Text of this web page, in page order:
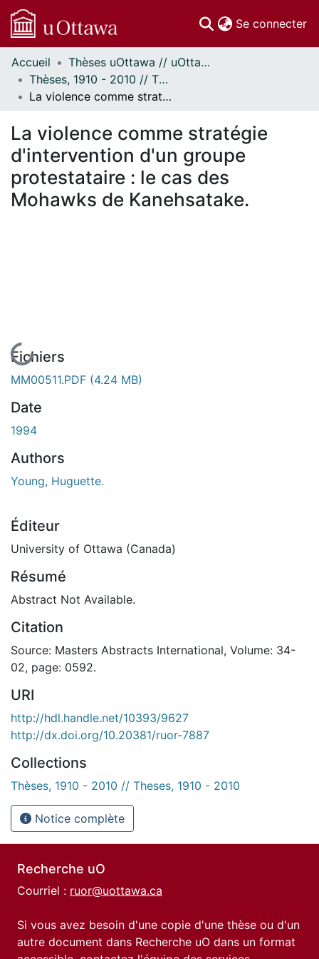
Se connecter
Communautés
et collections
Parcourir
À propos
Accueil
Thèses uOttawa // uOttawa Theses
Thèses, 1910 - 2010 // Theses, 1910 - 2010
La violence comme stratégie d'intervention d'un groupe protestataire : le cas des Mohawks de Kanehsatake.
La violence comme stratégie
d'intervention d'un groupe
protestataire : le cas des
Mohawks de Kanehsatake.
En cours de chargement...
Fichiers
MM00511.PDF (4.24 MB)
Date
1994
Authors
Young, Huguette.
Éditeur
University of Ottawa (Canada)
Résumé
Abstract Not Available.
Citation
Source: Masters Abstracts International, Volume: 34-
02, page: 0592.
URI
http://hdl.handle.net/10393/9627
http://dx.doi.org/10.20381/ruor-7887
Collections
Thèses, 1910 - 2010 // Theses, 1910 - 2010
Notice complète
Recherche uO
Courriel : ruor@uottawa.ca
Si vous avez besoin d'une copie d'une thèse ou d'un
autre document dans Recherche uO dans un format